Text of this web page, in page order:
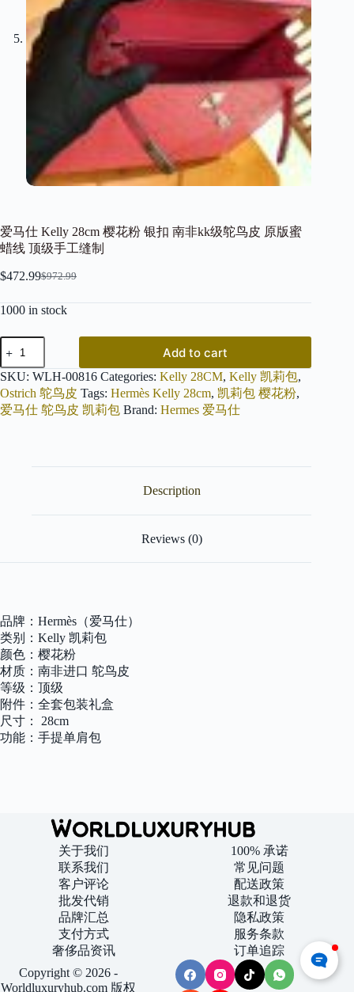
爱马仕 Kelly 28cm 樱花粉 银扣 南非kk级鸵鸟皮 原版蜜
蜡线 顶级手工缝制
$972.99
Original
was:
$472.99Current
is:
1000 in stock
爱
马
仕
Kelly
28cm
樱
鸟
蜜
蜡
线
顶
级
手
工
缝
制
Add to cart
SKU: WLH-00816 Categories: Kelly 28CM, Kelly 凯莉包,
Ostrich 鸵鸟皮 Tags: Hermès Kelly 28cm, 凯莉包 樱花粉,
爱马仕 鸵鸟皮 凯莉包 Brand: Hermes 爱马仕
Description
Reviews (0)
品牌：Hermès（爱马仕）
类别：Kelly 凯莉包
颜色：樱花粉
材质：南非进口 鸵鸟皮
等级：顶级
附件：全套包装礼盒
尺寸： 28cm
功能：手提单肩包
关于我们
联系我们
客户评论
批发代销
品牌汇总
支付方式
奢侈品资讯
100% 承诺
常见问题
配送政策
退款和退货
隐私政策
服务条款
订单追踪
Copyright © 2026 -
Worldluxuryhub.com 版权